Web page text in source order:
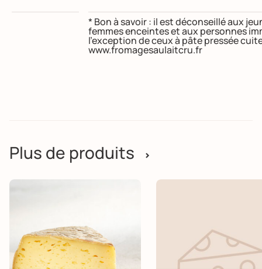
* Bon à savoir : il est déconseillé aux
femmes enceintes et aux personnes
l’exception de ceux à pâte pressée
www.fromagesaulaitcru.fr
Plus de produits >